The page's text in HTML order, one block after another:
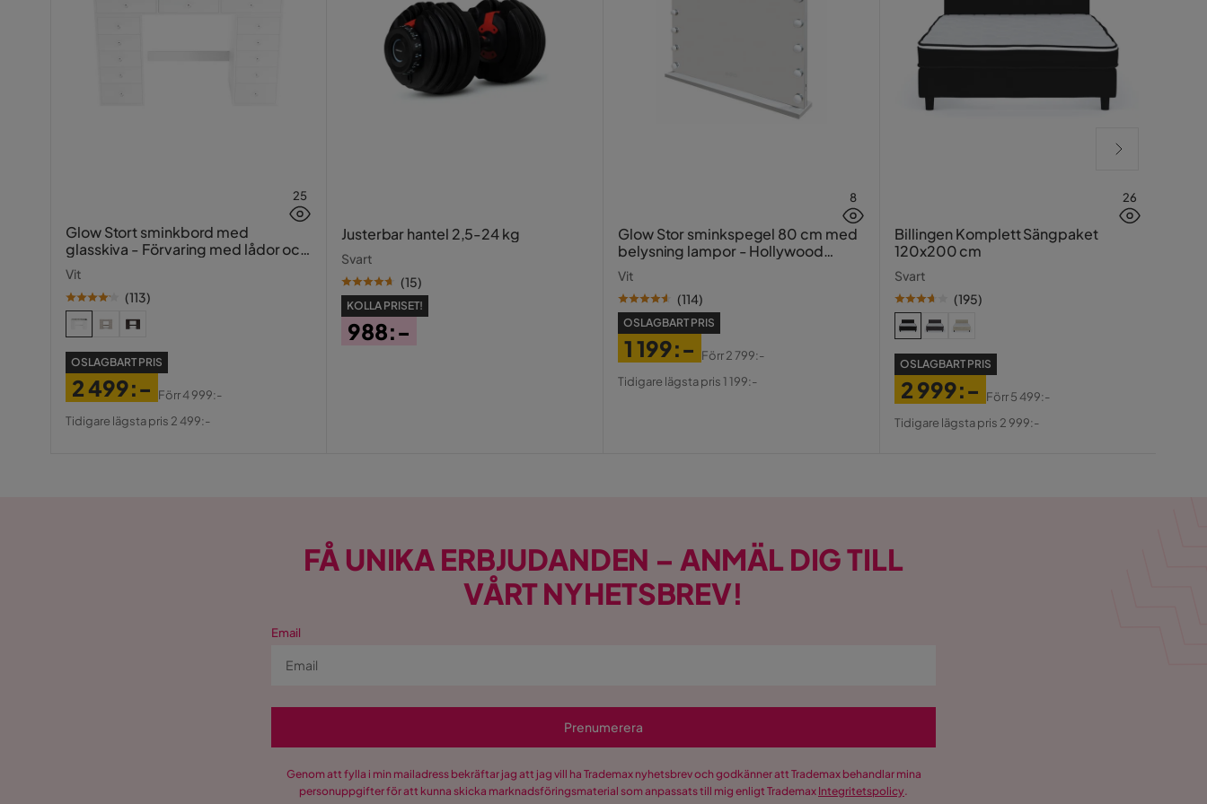
25
Glow Stort sminkbord med
glasskiva - Förvaring med lådor och
Vit
(113)
OSLAGBART PRIS
Pris
2 499:-
Original
Förr4 999:-
Tidigare lägsta pris 2 499:-
Justerbar hantel 2,5-24 kg
Svart
(15)
KOLLA PRISET!
988:-
8
Glow Stor sminkspegel 80 cm med
belysning lampor - Hollywood
spegel med USB-charging
Vit
(114)
OSLAGBART PRIS
Pris
1 199:-
Original
Förr2 799:-
Tidigare lägsta pris 1 199:-
26
Billingen Komplett Sängpaket
120x200 cm
Svart
(195)
OSLAGBART PRIS
Pris
2 999:-
Original
Förr5 499:-
Tidigare lägsta pris 2 999:-
FÅ UNIKA ERBJUDANDEN – ANMÄL DIG TILL
VÅRT NYHETSBREV!
Email
Prenumerera
Genom att fylla i min mailadress bekräftar jag att jag vill ha Trademax nyhetsbrev och godkänner att Trademax behandlar mina
personuppgifter för att kunna skicka marknadsföringsmaterial som anpassats till mig enligt Trademax Integritetspolicy.